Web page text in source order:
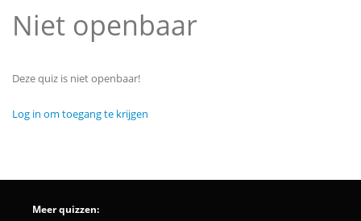
Niet openbaar
Deze quiz is niet openbaar!
Log in om toegang te krijgen
Meer quizzen: